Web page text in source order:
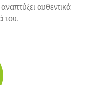
αυθεντικά
του.